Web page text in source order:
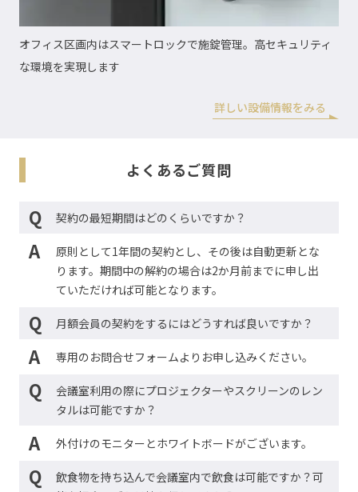
オフィス区画内はスマートロックで施錠管理。高セキュリティ
な環境を実現します
詳しい設備情報をみる
よくあるご質問
Q 契約の最短期間はどのくらいですか？
A
原則として1年間の契約とし、その後は自動更新とな
ります。期間中の解約の場合は2か月前までに申し出
ていただければ可能となります。
Q 月額会員の契約をするにはどうすれば良いですか？
A 専用のお問合せフォームよりお申し込みください。
Q
会議室利用の際にプロジェクターやスクリーンのレン
タルは可能ですか？
A 外付けのモニターとホワイトボードがございます。
Q
飲食物を持ち込んで会議室内で飲食は可能ですか？可